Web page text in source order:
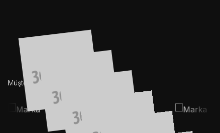
Müşterilerimiz (2015-25©)